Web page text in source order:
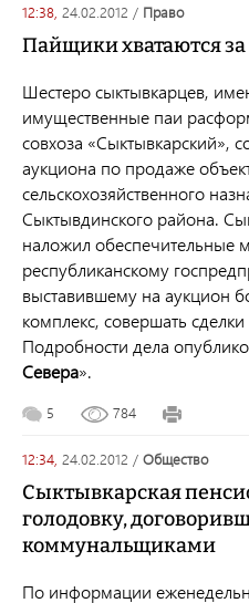
12:38, 24.02.2012 / право
Пайщики хватаются
Шестеро сыктывкарцев,
имущественные паи
совхоза «Сыктывкарский»,
аукциона по продаже
сельскохозяйственного
Сыктывдинского района.
наложил обеспечительные
республиканскому
выставившему на аукцион
комплекс, совершать
Подробности дела
Севера».
5 784
12:34, 24.02.2012 / общество
Сыктывкарская
голодовку,
коммунальщиками
По информации